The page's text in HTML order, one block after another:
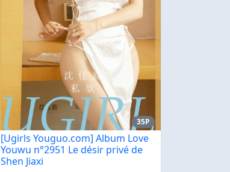
35P
[Ugirls Youguo.com] Album Love
Youwu n°2951 Le désir privé de
Shen Jiaxi